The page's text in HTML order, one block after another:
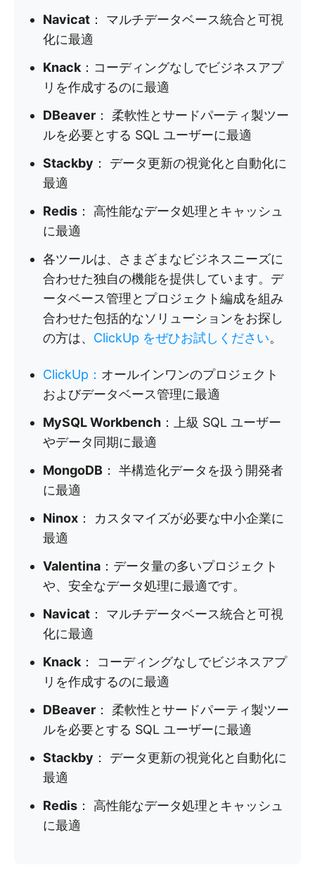
Navicat ： マルチデータベース統合と可視
化に最適
Knack ：コーディングなしでビジネスアプ
リを作成するのに最適
DBeaver ： 柔軟性とサードパーティ製ツー
ルを必要とする SQL ユーザーに最適
Stackby ： データ更新の視覚化と自動化に
最適
Redis ： 高性能なデータ処理とキャッシュ
に最適
各ツールは、さまざまなビジネスニーズに
合わせた独自の機能を提供しています。デ
ータベース管理とプロジェクト編成を組み
合わせた包括的なソリューションをお探し
の方は、 ClickUp をぜひお試しください。
ClickUp ： オールインワンのプロジェクト
およびデータベース管理に最適
MySQL Workbench ：上級 SQL ユーザー
やデータ同期に最適
MongoDB ： 半構造化データを扱う開発者
に最適
Ninox ： カスタマイズが必要な中小企業に
最適
Valentina ：データ量の多いプロジェクト
や、安全なデータ処理に最適です。
Navicat ： マルチデータベース統合と可視
化に最適
Knack ： コーディングなしでビジネスアプ
リを作成するのに最適
DBeaver ： 柔軟性とサードパーティ製ツー
ルを必要とする SQL ユーザーに最適
Stackby ： データ更新の視覚化と自動化に
最適
Redis ： 高性能なデータ処理とキャッシュ
に最適